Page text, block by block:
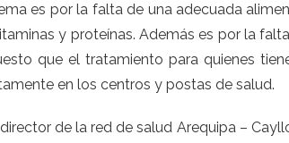
es por la falta de una adecuada
y proteínas. Además es por la
que el tratamiento para quienes
en los centros y postas de salud.
de la red de salud Arequipa –